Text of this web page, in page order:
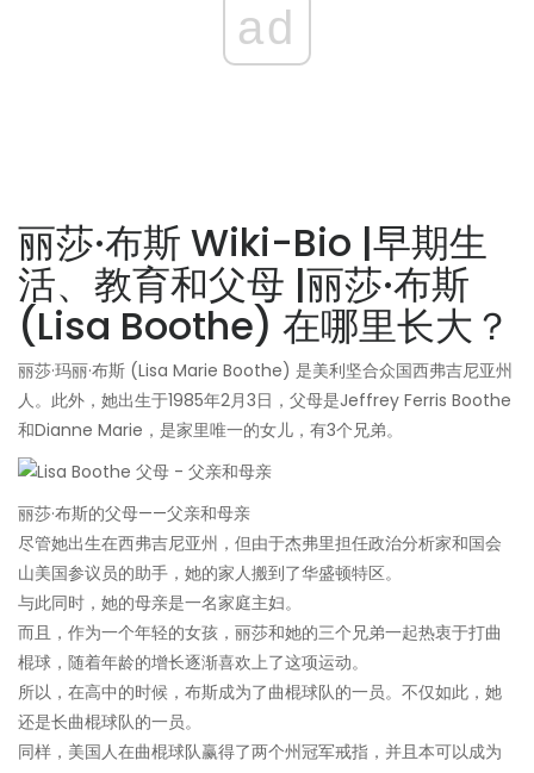
ad
丽莎·布斯 Wiki-Bio |早期生
活、教育和父母 |丽莎·布斯
(Lisa Boothe) 在哪里长大？
丽莎·玛丽·布斯 (Lisa Marie Boothe) 是美利坚合众国西弗吉尼亚州
人。此外，她出生于1985年2月3日，父母是Jeffrey Ferris Boothe
和Dianne Marie，是家里唯一的女儿，有3个兄弟。
丽莎·布斯的父母——父亲和母亲
尽管她出生在西弗吉尼亚州，但由于杰弗里担任政治分析家和国会
山美国参议员的助手，她的家人搬到了华盛顿特区。
与此同时，她的母亲是一名家庭主妇。
而且，作为一个年轻的女孩，丽莎和她的三个兄弟一起热衷于打曲
棍球，随着年龄的增长逐渐喜欢上了这项运动。
所以，在高中的时候，布斯成为了曲棍球队的一员。不仅如此，她
还是长曲棍球队的一员。
同样，美国人在曲棍球队赢得了两个州冠军戒指，并且本可以成为